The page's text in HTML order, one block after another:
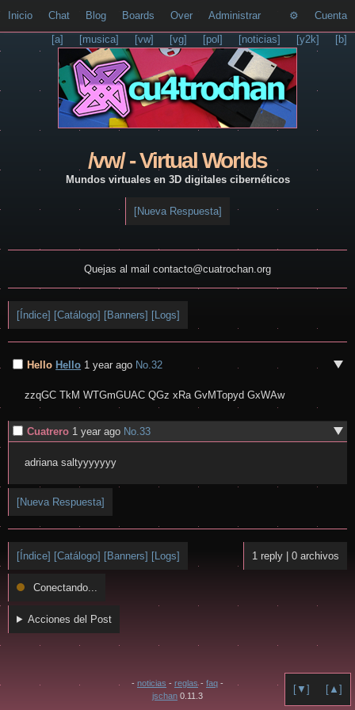
Inicio Chat Blog Boards Over Cuenta
Administrar
[b]
[y2k]
[noticias]
[pol]
[vg]
[vw]
[musica]
[a]
/vw/ - Virtual Worlds
Mundos virtuales en 3D digitales cibernéticos
[Nueva Respuesta]
Quejas al mail contacto@cuatrochan.org
[▼] [▲]
[Índice] [Catálogo] [Banners] [Logs]
Hello Hello 1 year ago No.32
zzqGC TkM WTGmGUAC QGz xRa GvMTopyd GxWAw
Cuatrero 1 year ago No.33
adriana saltyyyyyyy
[Nueva Respuesta]
[Índice] [Catálogo] [Banners] [Logs] 1 reply 0 archivos
Conectando...
Acciones del Post
- noticias - reglas- faq -
jschan 0.11.3